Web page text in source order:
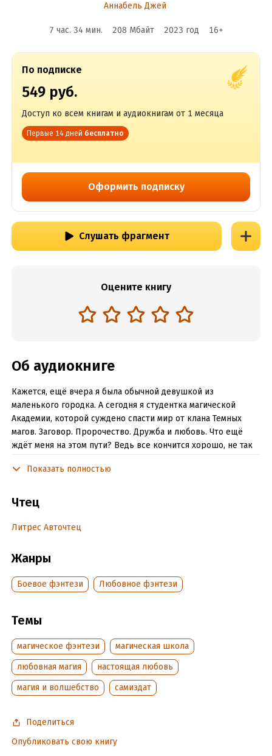
Аннабель Джей
7 час. 34 мин. 208 Мбайт 2023 год 16+
По подписке
549 руб.
Доступ ко всем книгам и аудиокнигам от 1 месяца
Первые 14 дней бесплатно
Оформить подписку
Слушать фрагмент
Оцените книгу
Об аудиокниге
Кажется, ещё вчера я была обычной девушкой из
маленького городка. А сегодня я студентка магической
Академии, которой суждено спасти мир от клана Темных
магов. Заговор. Пророчество. Дружба и любовь. Что ещё
ждёт меня на этом пути? Ведь все кончится хорошо, не так
Подробная информация
Год издания:2023
Показать полностью
Чтец
Литрес Авточтец
Жанры
Боевое фэнтези Любовное фэнтези
Темы
магическое фэнтези
магическая школа
любовная магия
настоящая любовь
магия и волшебство
самиздат
Поделиться
Опубликовать свою книгу